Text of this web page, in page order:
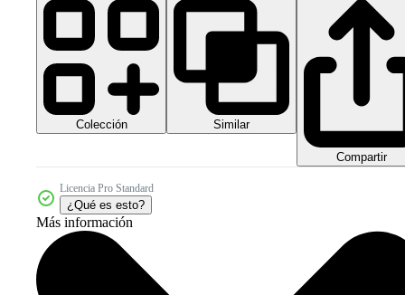
Colección Similar
Compartir
Licencia Pro Standard
¿Qué es esto?
Más información